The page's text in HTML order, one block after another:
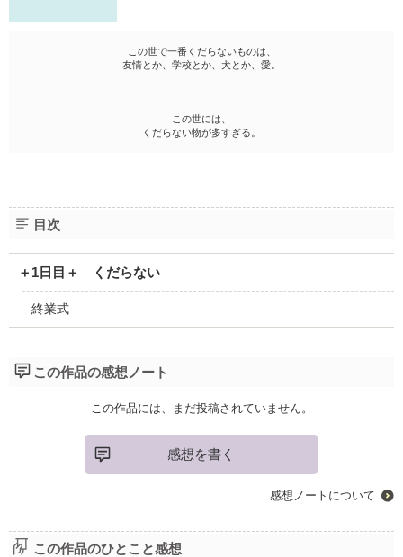
この世で一番くだらないものは、
友情とか、学校とか、犬とか、愛。
この世には、
くだらない物が多すぎる。
目次
＋1日目＋ くだらない
終業式
この作品の感想ノート
この作品には、まだ投稿されていません。
感想を書く
感想ノートについて
この作品のひとこと感想